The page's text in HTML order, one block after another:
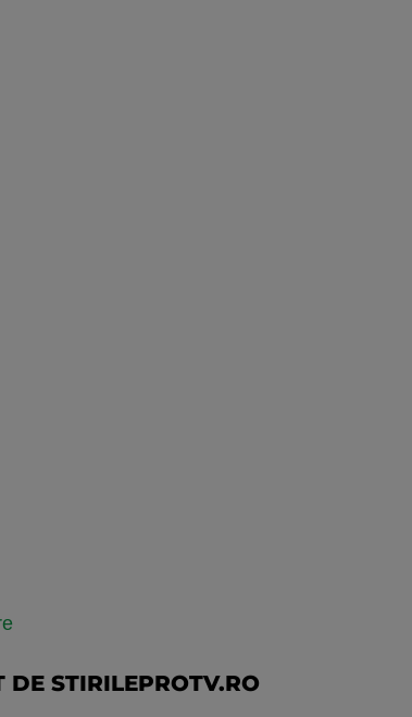
STIRILEPROTV.RO